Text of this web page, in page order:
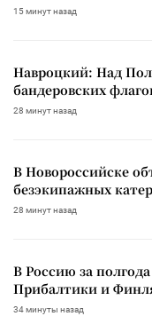
15 минут назад
Навроцкий: Над
бандеровских
28 минут назад
В Новороссийске
безэкипажных
28 минут назад
В Россию за
Прибалтики и
34 минуты назад